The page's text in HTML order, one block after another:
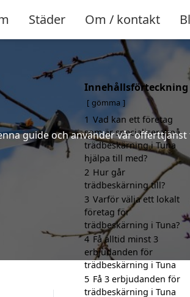
Städer Om / kontakt
guide och använder vår offerttjänst
Innehållsförteckning
gömma
1 Vad kan ett företag
som är specialiserat på
trädbeskärning i Tuna
hjälpa till med?
2 Hur går
trädbeskärning till?
3 Varför välja ett lokalt
företag för
trädbeskärning i Tuna?
4 Få alltid minst 3
erbjudanden för
trädbeskärning i Tuna
5 Få 3 erbjudanden för
trädbeskärning i Tuna